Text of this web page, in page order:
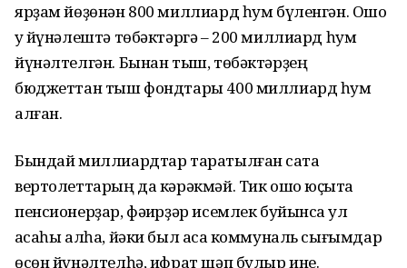
ярҙам йөҙөнән 800 миллиард һум бүленгән. Ошо
уҡ йүнәлештә төбәктәргә – 200 миллиард һум
йүнәлтелгән. Бынан тыш, төбәктәрҙең
бюджеттан тыш фондтары 400 миллиард һум
алған.
Бындай миллиардтар таратылған саҡта
вертолеттарың да кәрәкмәй. Тик ошо юҫыҡта
пенсионерҙар, фәҡирҙәр исемлек буйынса ҡул
аҡсаһы алһа, йәки был аҡса коммуналь сығымдар
өсөн йүнәлтелһә, ифрат шәп булыр ине.